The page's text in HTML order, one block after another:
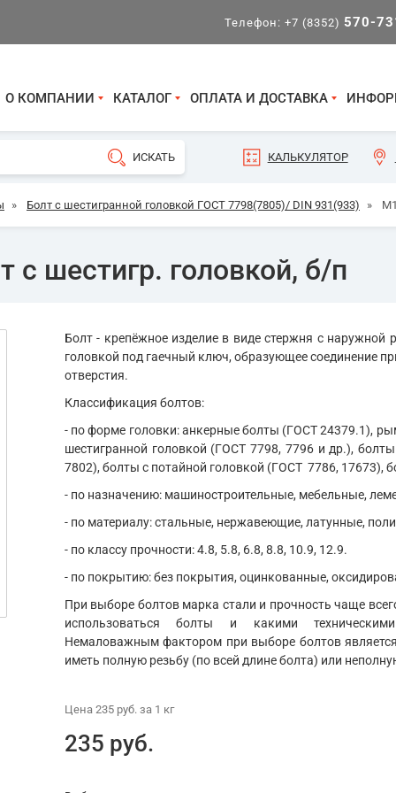
Телефон: +7 (8352) 570-
О КОМПАНИИ КАТАЛОГ ОПЛАТА И ДОСТАВКА
КАЛЬКУЛЯТОР
» Болт с шестигранной головкой ГОСТ 7798(7805)/ DIN 931(933) »
шестигр. головкой, б/п
Болт - крепёжное изделие в виде стержня с наружной
головкой под гаечный ключ, образующее соединение
отверстия.
Классификация болтов:
- по форме головки: анкерные болты (ГОСТ 24379.1),
шестигранной головкой (ГОСТ 7798, 7796 и др.),
7802), болты с потайной головкой (ГОСТ 7786, 17673),
- по назначению: машиностроительные, мебельные,
- по материалу: стальные, нержавеющие, латунные,
- по классу прочности: 4.8, 5.8, 6.8, 8.8, 10.9, 12.9.
- по покрытию: без покрытия, оцинкованные,
При выборе болтов марка стали и прочность чаще
использоваться болты и какими
Немаловажным фактором при выборе болтов
иметь полную резьбу (по всей длине болта) или
Цена 235 руб.за 1 кг
235 руб.